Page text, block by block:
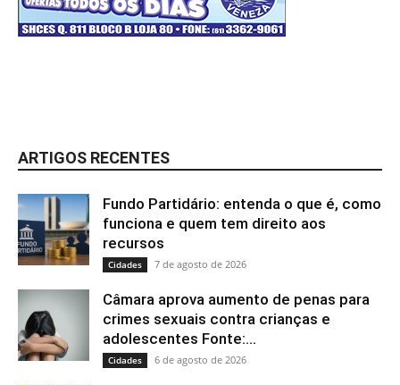
ARTIGOS RECENTES
Fundo Partidário: entenda o que é, como
funciona e quem tem direito aos
recursos
Cidades 7 de agosto de 2026
Câmara aprova aumento de penas para
crimes sexuais contra crianças e
adolescentes Fonte:...
Cidades 6 de agosto de 2026